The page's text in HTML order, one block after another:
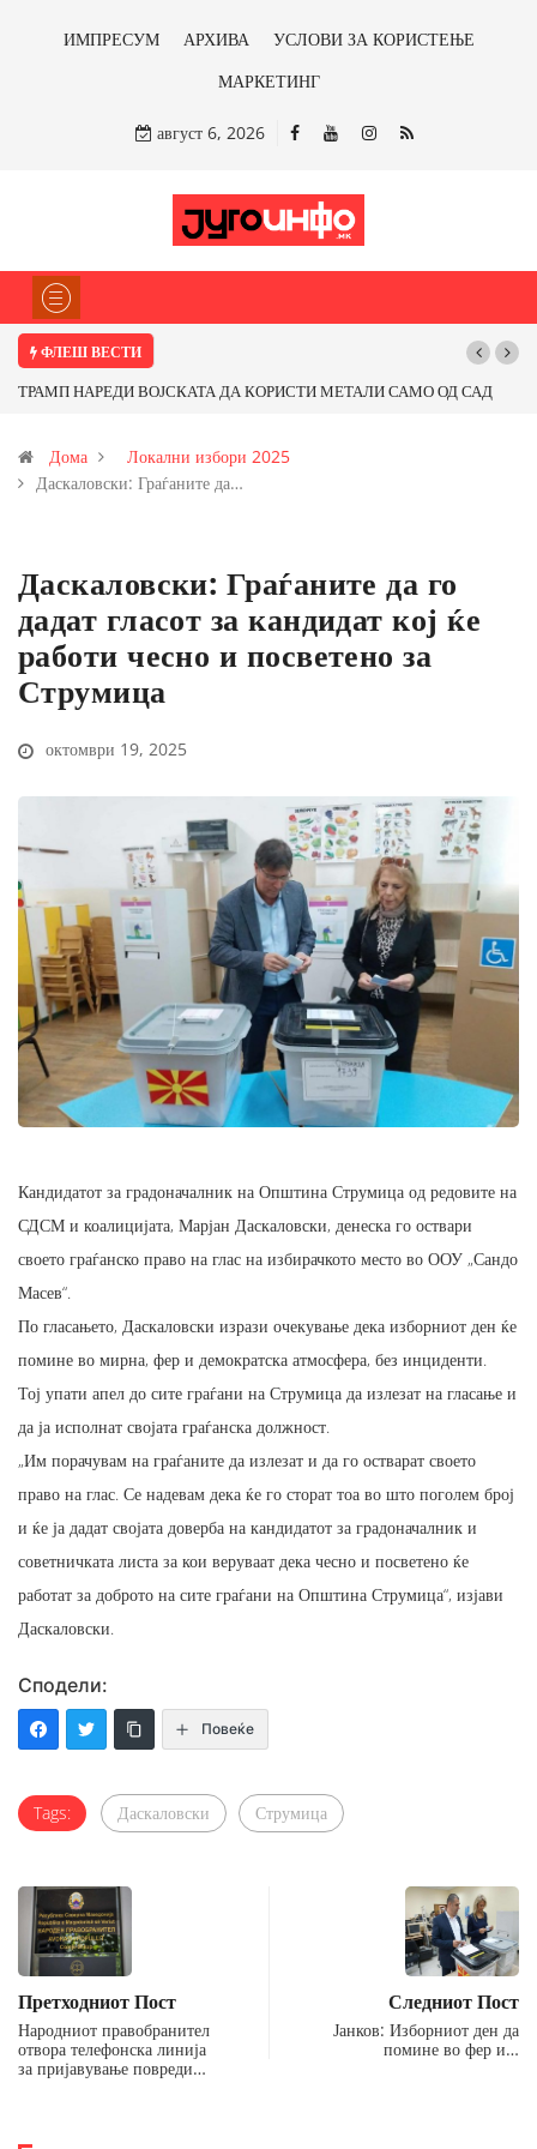
ИМПРЕСУМ АРХИВА
УСЛОВИ ЗА КОРИСТЕЊЕ
МАРКЕТИНГ
август 6, 2026
ФЛЕШ ВЕСТИ
ТРАМП НАРЕДИ ВОЈСКАТА ДА КОРИСТИ МЕТАЛИ САМО ОД САД
Иловица и со антимонот?
Дома
Локални избори 2025
Даскаловски: Граѓаните да…
Даскаловски: Граѓаните да го
дадат гласот за кандидат кој ќе
работи чесно и посветено за
Струмица
октомври 19, 2025
Кандидатот за градоначалник на Општина Струмица од редовите на
СДСМ и коалицијата, Марјан Даскаловски, денеска го оствари
своето граѓанско право на глас на избирачкото место во ООУ „Сандо
Масев“.
По гласањето, Даскаловски изрази очекување дека изборниот ден ќе
помине во мирна, фер и демократска атмосфера, без инциденти.
Тој упати апел до сите граѓани на Струмица да излезат на гласање и
да ја исполнат својата граѓанска должност.
„Им порачувам на граѓаните да излезат и да го остварат своето
право на глас. Се надевам дека ќе го сторат тоа во што поголем број
и ќе ја дадат својата доверба на кандидатот за градоначалник и
советничката листа за кои веруваат дека чесно и посветено ќе
работат за доброто на сите граѓани на Општина Струмица“, изјави
Даскаловски.
Сподели:
Повеќе
Tags: Даскаловски Струмица
Претходниот Пост
Народниот правобранител
отвора телефонска линија
за пријавување повреди…
Следниот Пост
Јанков: Изборниот ден да
помине во фер и…